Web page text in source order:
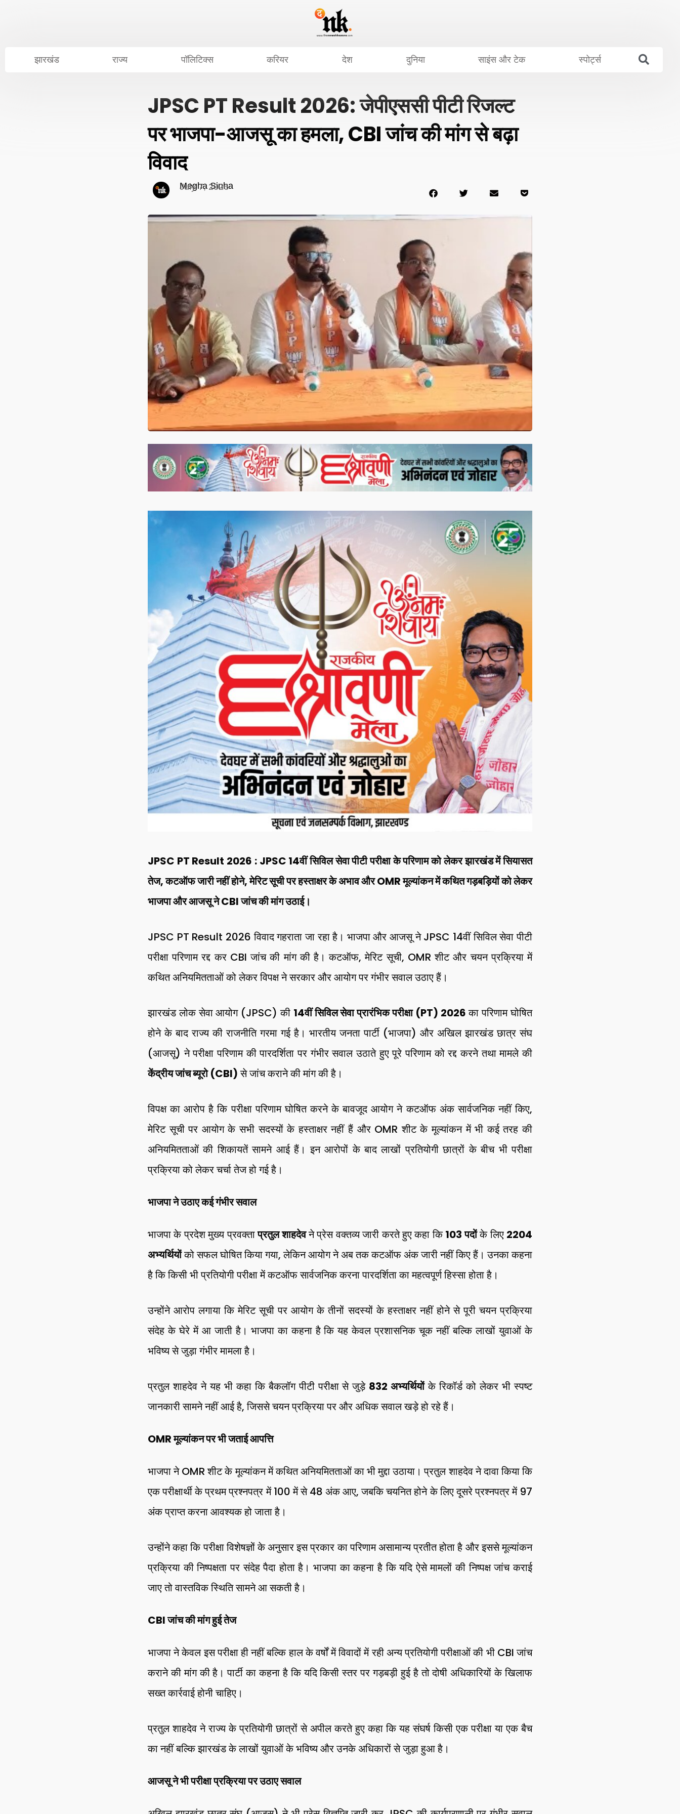
contentझारखंड राज्य पॉलिटिक्स करियर देश दुनिया साइंस और टेक स्पोर्ट्स
JPSC PT Result 2026: जेपीएससी पीटी रिजल्ट
पर भाजपा-आजसू का हमला, CBI जांच की मांग से बढ़ा
विवाद
Megha Sinha
July 7, 2026
JPSC PT Result 2026 : JPSC 14वीं सिविल सेवा पीटी परीक्षा के परिणाम को लेकर झारखंड में सियासत
तेज, कटऑफ जारी नहीं होने, मेरिट सूची पर हस्ताक्षर के अभाव और OMR मूल्यांकन में कथित गड़बड़ियों को लेकर
भाजपा और आजसू ने CBI जांच की मांग उठाई।
JPSC PT Result 2026 विवाद गहराता जा रहा है। भाजपा और आजसू ने JPSC 14वीं सिविल सेवा पीटी
परीक्षा परिणाम रद्द कर CBI जांच की मांग की है। कटऑफ, मेरिट सूची, OMR शीट और चयन प्रक्रिया में
कथित अनियमितताओं को लेकर विपक्ष ने सरकार और आयोग पर गंभीर सवाल उठाए हैं।
झारखंड लोक सेवा आयोग (JPSC) की 14वीं सिविल सेवा प्रारंभिक परीक्षा (PT) 2026का परिणाम घोषित
होने के बाद राज्य की राजनीति गरमा गई है। भारतीय जनता पार्टी (भाजपा) और अखिल झारखंड छात्र संघ
(आजसू) ने परीक्षा परिणाम की पारदर्शिता पर गंभीर सवाल उठाते हुए पूरे परिणाम को रद्द करने तथा मामले की
केंद्रीय जांच ब्यूरो (CBI)से जांच कराने की मांग की है।
विपक्ष का आरोप है कि परीक्षा परिणाम घोषित करने के बावजूद आयोग ने कटऑफ अंक सार्वजनिक नहीं किए,
मेरिट सूची पर आयोग के सभी सदस्यों के हस्ताक्षर नहीं हैं और OMR शीट के मूल्यांकन में भी कई तरह की
अनियमितताओं की शिकायतें सामने आई हैं। इन आरोपों के बाद लाखों प्रतियोगी छात्रों के बीच भी परीक्षा
प्रक्रिया को लेकर चर्चा तेज हो गई है।
भाजपा ने उठाए कई गंभीर सवाल
भाजपा के प्रदेश मुख्य प्रवक्ताप्रतुल शाहदेवने प्रेस वक्तव्य जारी करते हुए कहा कि103 पदोंके लिए 2204
अभ्यर्थियोंको सफल घोषित किया गया, लेकिन आयोग ने अब तक कटऑफ अंक जारी नहीं किए हैं। उनका कहना
है कि किसी भी प्रतियोगी परीक्षा में कटऑफ सार्वजनिक करना पारदर्शिता का महत्वपूर्ण हिस्सा होता है।
उन्होंने आरोप लगाया कि मेरिट सूची पर आयोग के तीनों सदस्यों के हस्ताक्षर नहीं होने से पूरी चयन प्रक्रिया
संदेह के घेरे में आ जाती है। भाजपा का कहना है कि यह केवल प्रशासनिक चूक नहीं बल्कि लाखों युवाओं के
भविष्य से जुड़ा गंभीर मामला है।
प्रतुल शाहदेव ने यह भी कहा कि बैकलॉग पीटी परीक्षा से जुड़े 832 अभ्यर्थियोंके रिकॉर्ड को लेकर भी स्पष्ट
जानकारी सामने नहीं आई है, जिससे चयन प्रक्रिया पर और अधिक सवाल खड़े हो रहे हैं।
OMR मूल्यांकन पर भी जताई आपत्ति
भाजपा ने OMR शीट के मूल्यांकन में कथित अनियमितताओं का भी मुद्दा उठाया। प्रतुल शाहदेव ने दावा किया कि
एक परीक्षार्थी के प्रथम प्रश्नपत्र में 100 में से 48 अंक आए, जबकि चयनित होने के लिए दूसरे प्रश्नपत्र में 97
अंक प्राप्त करना आवश्यक हो जाता है।
उन्होंने कहा कि परीक्षा विशेषज्ञों के अनुसार इस प्रकार का परिणाम असामान्य प्रतीत होता है और इससे मूल्यांकन
प्रक्रिया की निष्पक्षता पर संदेह पैदा होता है। भाजपा का कहना है कि यदि ऐसे मामलों की निष्पक्ष जांच कराई
जाए तो वास्तविक स्थिति सामने आ सकती है।
CBI जांच की मांग हुई तेज
भाजपा ने केवल इस परीक्षा ही नहीं बल्कि हाल के वर्षों में विवादों में रही अन्य प्रतियोगी परीक्षाओं की भी CBI जांच
कराने की मांग की है। पार्टी का कहना है कि यदि किसी स्तर पर गड़बड़ी हुई है तो दोषी अधिकारियों के खिलाफ
सख्त कार्रवाई होनी चाहिए।
प्रतुल शाहदेव ने राज्य के प्रतियोगी छात्रों से अपील करते हुए कहा कि यह संघर्ष किसी एक परीक्षा या एक बैच
का नहीं बल्कि झारखंड के लाखों युवाओं के भविष्य और उनके अधिकारों से जुड़ा हुआ है।
आजसू ने भी परीक्षा प्रक्रिया पर उठाए सवाल